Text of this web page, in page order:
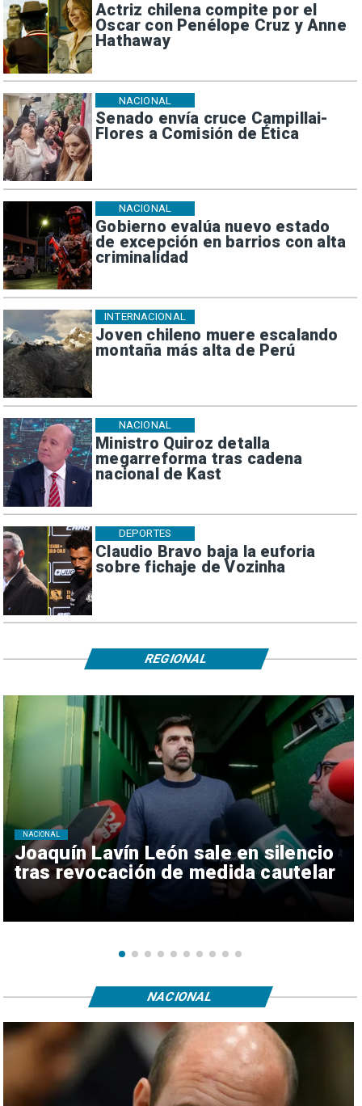
Actriz chilena compite por el
Oscar con Penélope Cruz y Anne
Hathaway
Senado envía cruce Campillai-
Flores a Comisión de Ética
NACIONAL
Gobierno evalúa nuevo estado
de excepción en barrios con alta
criminalidad
NACIONAL
Joven chileno muere escalando
montaña más alta de Perú
INTERNACIONAL
Ministro Quiroz detalla
megarreforma tras cadena
nacional de Kast
NACIONAL
Claudio Bravo baja la euforia
sobre fichaje de Vozinha
DEPORTES
Joaquín Lavín León sale en silencio
tras revocación de medida cautelar
NACIONAL
REGIONAL
NACIONAL